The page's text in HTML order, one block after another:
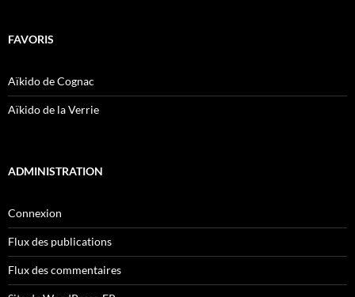
FAVORIS
Aïkido de Cognac
Aïkido de la Verrie
ADMINISTRATION
Connexion
Flux des publications
Flux des commentaires